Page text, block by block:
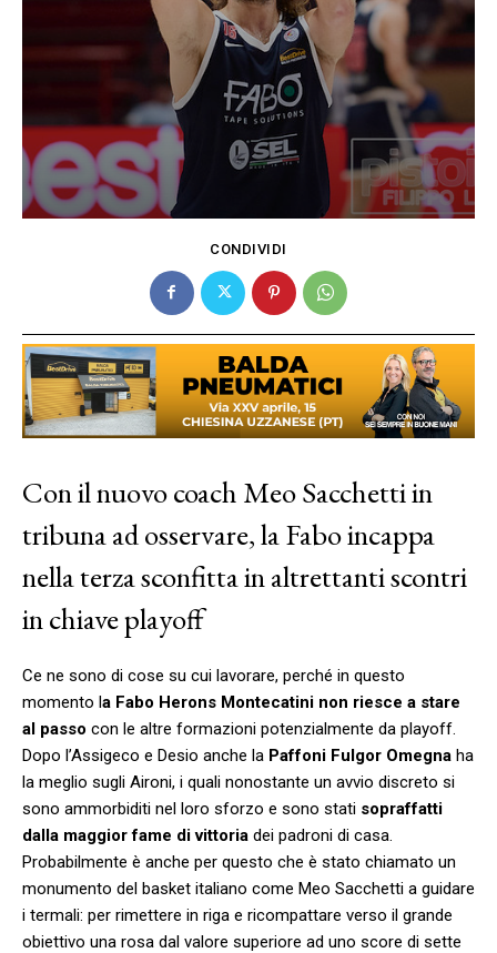
CONDIVIDI
Con il nuovo coach Meo Sacchetti in
tribuna ad osservare, la Fabo incappa
nella terza sconfitta in altrettanti scontri
in chiave playoff
Ce ne sono di cose su cui lavorare, perché in questo
momento la Fabo Herons Montecatini non riesce a stare
al passo con le altre formazioni potenzialmente da playoff.
Dopo l’Assigeco e Desio anche la Paffoni Fulgor Omegna ha
la meglio sugli Aironi, i quali nonostante un avvio discreto si
sono ammorbiditi nel loro sforzo e sono stati sopraffatti
dalla maggior fame di vittoria dei padroni di casa.
Probabilmente è anche per questo che è stato chiamato un
monumento del basket italiano come Meo Sacchetti a guidare
i termali: per rimettere in riga e ricompattare verso il grande
obiettivo una rosa dal valore superiore ad uno score di sette